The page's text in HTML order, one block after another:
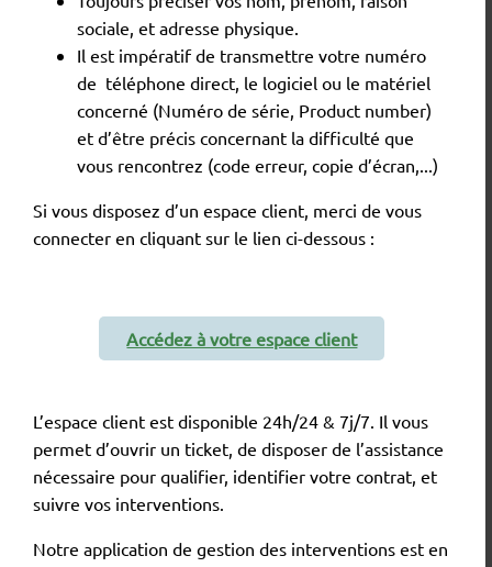
sociale, et adresse physique.
Il est impératif de transmettre votre numéro
de téléphone direct, le logiciel ou le matériel
concerné (Numéro de série, Product number)
et d’être précis concernant la difficulté que
vous rencontrez (code erreur, copie d’écran,...)
Si vous disposez d’un espace client, merci de vous
connecter en cliquant sur le lien ci-dessous :
Accédez à votre espace client
L’espace client est disponible 24h/24 & 7j/7. Il vous
permet d’ouvrir un ticket, de disposer de l’assistance
nécessaire pour qualifier, identifier votre contrat, et
suivre vos interventions.
Notre application de gestion des interventions est en